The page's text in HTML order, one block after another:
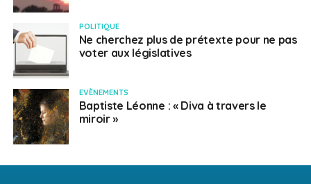
POLITIQUE
Ne cherchez plus de prétexte pour ne pas
voter aux législatives
EVÈNEMENTS
Baptiste Léonne : « Diva à travers le
miroir »